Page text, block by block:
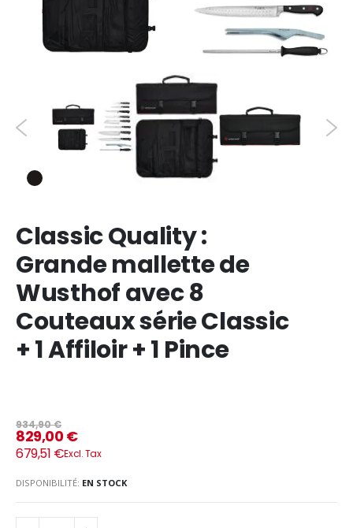
Classic Quality :
Grande mallette de
Wusthof avec 8
Couteaux série Classic
+ 1 Affiloir + 1 Pince
934,90 €
829,00 €
679,51 €
DISPONIBILITÉ: EN STOCK